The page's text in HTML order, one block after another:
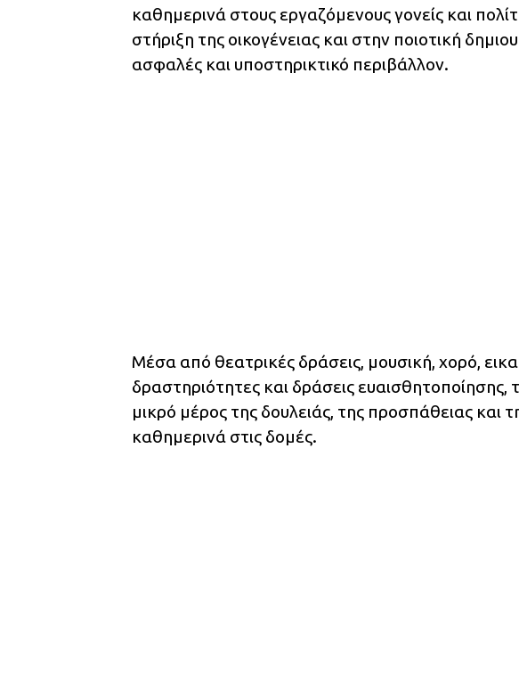
καθημερινά στους εργαζόμενους γονείς και
στήριξη της οικογένειας και στην ποιοτική
ασφαλές και υποστηρικτικό περιβάλλον.
Μέσα από θεατρικές δράσεις, μουσική, χορό,
δραστηριότητες και δράσεις ευαισθητοποίησης,
μικρό μέρος της δουλειάς, της προσπάθειας και
καθημερινά στις δομές.